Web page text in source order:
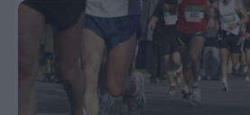
Mononews100